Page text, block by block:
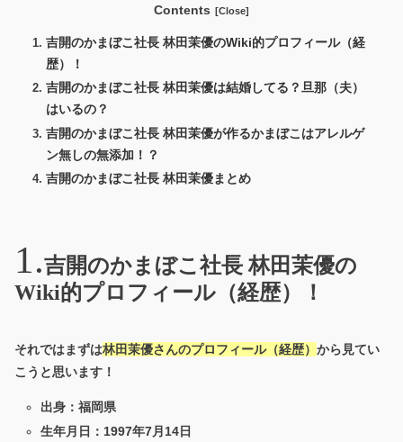
Contents
吉開のかまぼこ社長 林田茉優のWiki的プロフィール（経
歴）！
吉開のかまぼこ社長 林田茉優は結婚してる？旦那（夫）
はいるの？
吉開のかまぼこ社長 林田茉優が作るかまぼこはアレルゲ
ン無しの無添加！？
吉開のかまぼこ社長 林田茉優まとめ
吉開のかまぼこ社長 林田茉優の
Wiki的プロフィール（経歴）！
それではまずは林田茉優さんのプロフィール（経歴） から見てい
こうと思います！
出身：福岡県
生年月日：1997年7月14日